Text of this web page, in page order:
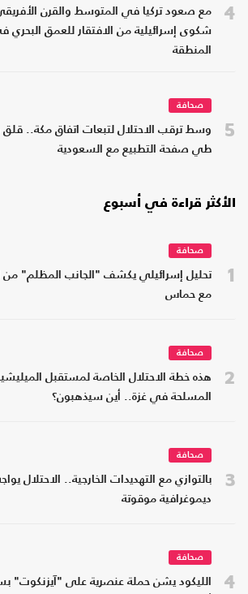
4
مع صعود تركيا في المتوسط والقرن
شكوى إسرائيلية من الافتقار للعمق البحري
المنطقة
5
صحافة
وسط ترقب الاحتلال لتبعات اتفاق مكة..
طي صفحة التطبيع مع السعودية
الأكثر قراءة في أسبوع
1
صحافة
تحليل إسرائيلي يكشف "الجانب المظلم" من
مع حماس
2
صحافة
هذه خطة الاحتلال الخاصة لمستقبل
المسلحة في غزة.. أين سيذهبون؟
3
صحافة
بالتوازي مع التهديدات الخارجية.. الاحتلال
ديموغرافية موقوتة
4
صحافة
الليكود يشن حملة عنصرية على "آيزنكوت"